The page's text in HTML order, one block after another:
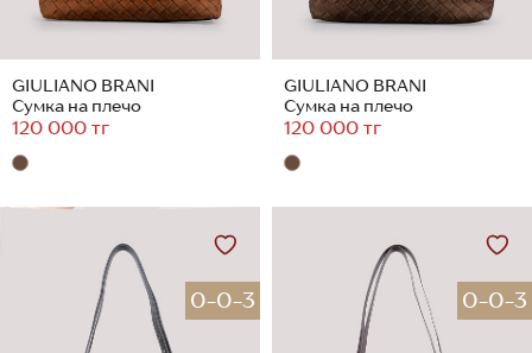
GIULIANO BRANI
Сумка на плечо
120 000 тг
GIULIANO BRANI
Сумка на плечо
120 000 тг
0-0-3 0-0-3